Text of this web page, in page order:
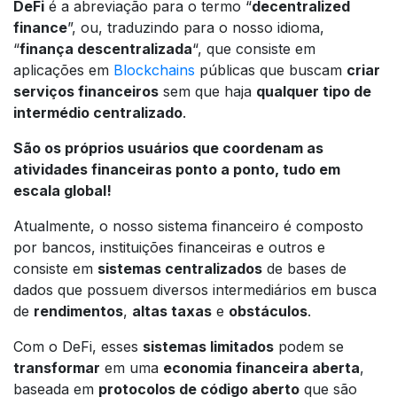
DeFi é a abreviação para o termo “decentralized
finance”, ou, traduzindo para o nosso idioma,
“finança descentralizada“, que consiste em
aplicações em Blockchains públicas que buscam criar
serviços financeiros sem que haja qualquer tipo de
intermédio centralizado.
São os próprios usuários que coordenam as
atividades financeiras ponto a ponto, tudo em
escala global!
Atualmente, o nosso sistema financeiro é composto
por bancos, instituições financeiras e outros e
consiste em sistemas centralizados de bases de
dados que possuem diversos intermediários em busca
de rendimentos, altas taxas e obstáculos.
Com o DeFi, esses sistemas limitados podem se
transformar em uma economia financeira aberta,
baseada em protocolos de código aberto que são